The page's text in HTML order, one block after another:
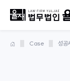
Case 성공